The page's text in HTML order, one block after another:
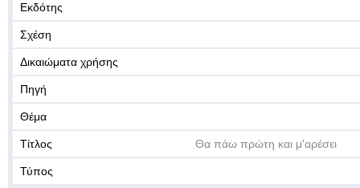
Εκδότης
Σχέση
Δικαιώματα χρήσης
Πηγή
Θέμα
Τίτλος Θα πάω πρώτη και μ'αρέσει
Τύπος